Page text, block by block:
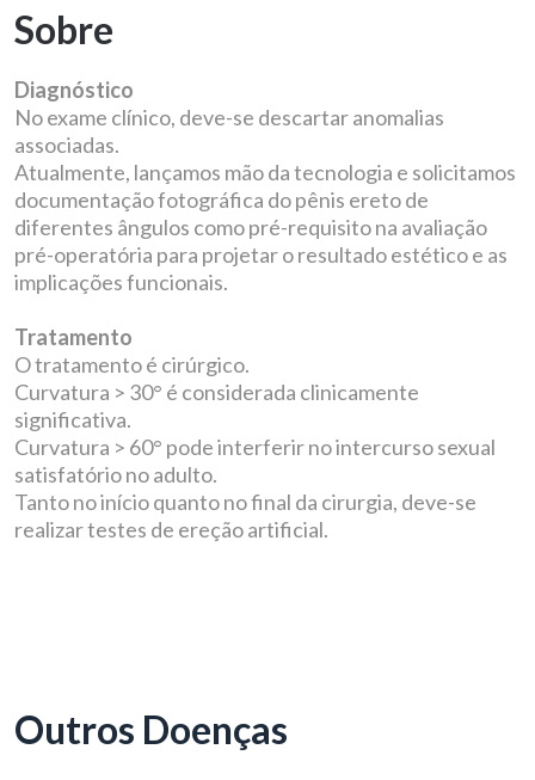
Sobre
Diagnóstico
No exame clínico, deve-se descartar anomalias
associadas.
Atualmente, lançamos mão da tecnologia e solicitamos
documentação fotográfica do pênis ereto de
diferentes ângulos como pré-requisito na avaliação
pré-operatória para projetar o resultado estético e as
implicações funcionais.
Tratamento
O tratamento é cirúrgico.
Curvatura > 30° é considerada clinicamente
significativa.
Curvatura > 60° pode interferir no intercurso sexual
satisfatório no adulto.
Tanto no início quanto no final da cirurgia, deve-se
realizar testes de ereção artificial.
Outros Doenças